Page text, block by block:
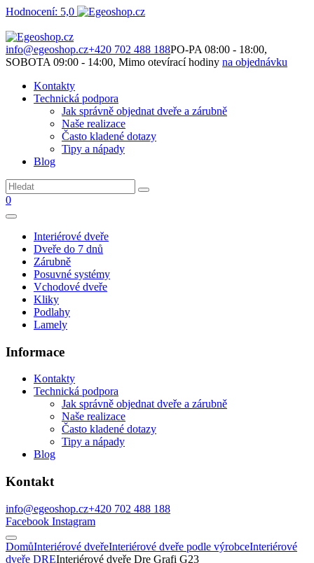
Hodnocení: 5,0
info@egeoshop.cz+420 702 488 188PO-PA 08:00 - 18:00,
SOBOTA 09:00 - 14:00, Mimo otevírací hodiny na objednávku
Kontakty
Technická podpora
Jak správně objednat dveře a zárubně
Naše realizace
Často kladené dotazy
Tipy a nápady
Blog
0
Interiérové dveře
Dveře do 7 dnů
Zárubně
Posuvné systémy
Vchodové dveře
Kliky
Podlahy
Lamely
Informace
Kontakty
Technická podpora
Jak správně objednat dveře a zárubně
Naše realizace
Často kladené dotazy
Tipy a nápady
Blog
Kontakt
info@egeoshop.cz+420 702 488 188
Facebook Instagram
DomůInteriérové dveřeInteriérové dveře podle výrobceInteriérové
dveře DREInteriérové dveře Dre Grafi G23